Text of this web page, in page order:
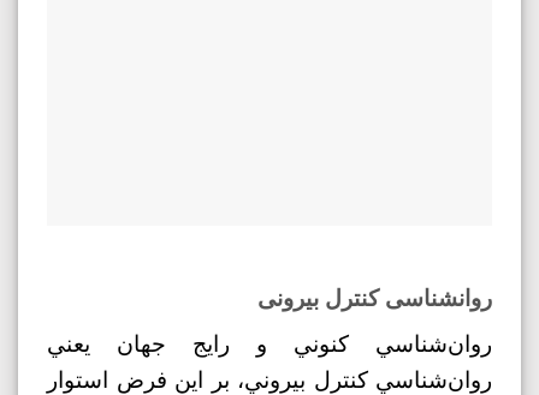
روانشناسی کنترل بیرونی
روان‌شناسي کنوني و رايج جهان يعني
روان‌شناسي کنترل بيروني، بر اين فرض استوار